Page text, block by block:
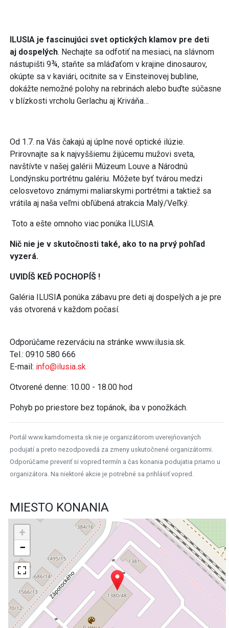
ILUSIA je fascinujúci svet optických klamov pre deti
aj dospelých. Nechajte sa odfotiť na mesiaci, na slávnom
nástupišti 9¾, staňte sa mláďaťom v krajine dinosaurov,
okúpte sa v kaviári, ocitnite sa v Einsteinovej bubline,
dokážte nemožné polohy na rebrinách alebo buďte súčasne
v blízkosti vrcholu Gerlachu aj Kriváňa…
Od 1.7. na Vás čakajú aj úplne nové optické ilúzie.
Prirovnajte sa k najvyššiemu žijúcemu mužovi sveta,
navštívte v našej galérii Múzeum Louve a Národnú
Londýnsku portrétnu galériu. Môžete byť tvárou medzi
celosvetovo známymi maliarskymi portrétmi a taktiež sa
vrátila aj naša veľmi obľúbená atrakcia Malý/Veľký.
Toto a ešte omnoho viac ponúka ILUSIA.
Nič nie je v skutočnosti také, ako to na prvý pohľad
vyzerá.
UVIDÍŠ KEĎ POCHOPÍŠ !
Galéria ILUSIA ponúka zábavu pre deti aj dospelých a je pre
vás otvorená v každom počasí.
Odporúčame rezerváciu na stránke www.ilusia.sk.
Tel.: 0910 580 666
E-mail: info@ilusia.sk
Otvorené denne: 10.00 - 18.00 hod
Pohyb po priestore bez topánok, iba v ponožkách.
Portál www.kamdomesta.sk nie je organizátorom uverejňovaných
podujatí a preto nezodpovedá za zmeny uskutočnené organizátormi.
Odporúčame preveriť si vopred termín a čas konania podujatia priamo u
organizátora. Na niektoré akcie je potrebné sa prihlásiť vopred.
MIESTO KONANIA
+
−